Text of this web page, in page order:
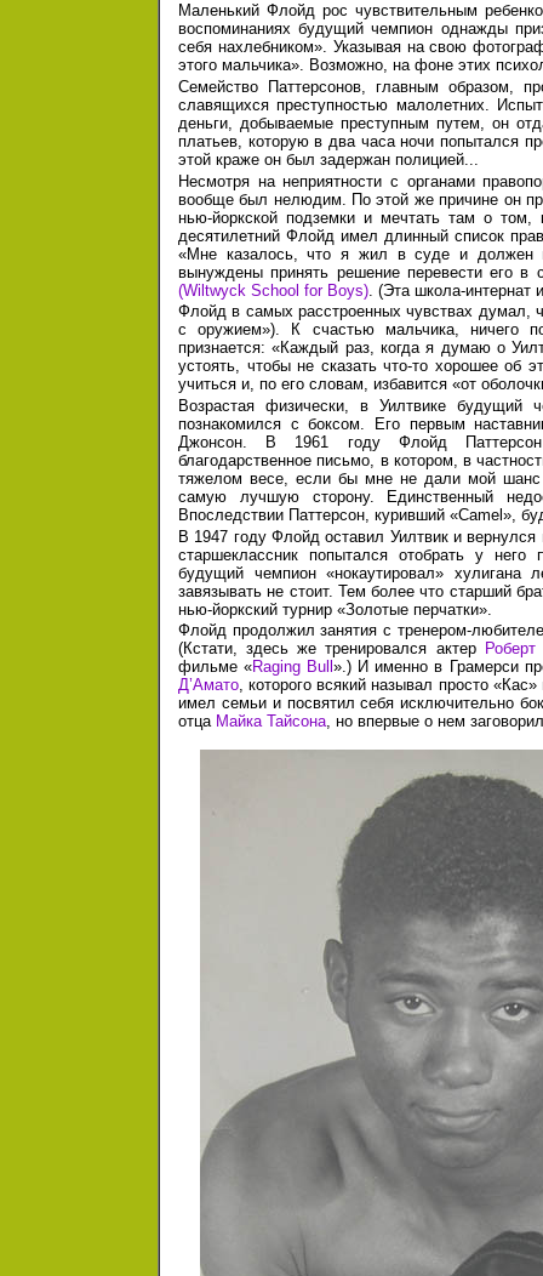
Маленький Флойд рос чувствительным
воспоминаниях будущий чемпион однажды
себя нахлебником». Указывая на свою
этого мальчика». Возможно, на фоне этих
Семейство Паттерсонов, главным образом,
славящихся преступностью малолетних.
деньги, добываемые преступным путем, он
платьев, которую в два часа ночи попытался
этой краже он был задержан полицией...
Несмотря на неприятности с органами
вообще был нелюдим. По этой же причине он
нью-йоркской подземки и мечтать там о том,
десятилетний Флойд имел длинный список
«Мне казалось, что я жил в суде и должен
вынуждены принять решение перевести его
(Wiltwyck School for Boys) . (Эта школа-
Флойд в самых расстроенных чувствах думал,
с оружием»). К счастью мальчика, ничего
признается: «Каждый раз, когда я думаю о
устоять, чтобы не сказать что-то хорошее об
учиться и, по его словам, избавится «от
Возрастая физически, в Уилтвике
познакомился с боксом. Его первым
Джонсон.
В 1961 годуФлойд Паттерсон
благодарственное письмо, в котором, в
тяжелом весе, если бы мне не дали мой шанс
самую лучшую сторону. Единственный
Впоследствии Паттерсон, куривший «Camel»,
В 1947 году Флойд оставил Уилтвик и
старшеклассник попытался отобрать у него
будущий чемпион «нокаутировал»
завязывать не стоит. Тем более что старший
нью-йоркский турнир «Золотые перчатки».
Флойд продолжил занятия с тренером-
(Кстати, здесь же тренировался актер
фильме «Raging Bull».) И именно в Грамерси
Д’Амато, которого всякий называл просто
имел семьи и посвятил себя исключительно
отца Майка Тайсона, но впервые о нем